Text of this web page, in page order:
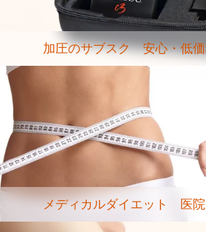
加圧のサブスク 安心・低
メディカルダイエット 医